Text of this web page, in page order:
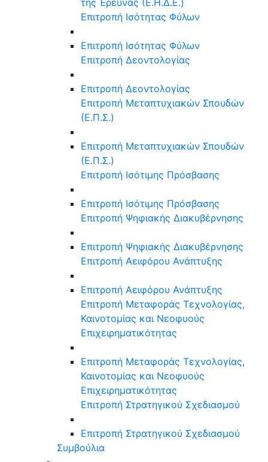
της Έρευνας (Ε.Η.Δ.Ε.)
Επιτροπή Ισότητας Φύλων
Επιτροπή Ισότητας Φύλων
Επιτροπή Δεοντολογίας
Επιτροπή Δεοντολογίας
Επιτροπή Μεταπτυχιακών Σπουδών
(Ε.Π.Σ.)
Επιτροπή Μεταπτυχιακών Σπουδών
(Ε.Π.Σ.)
Επιτροπή Ισότιμης Πρόσβασης
Επιτροπή Ισότιμης Πρόσβασης
Επιτροπή Ψηφιακής Διακυβέρνησης
Επιτροπή Ψηφιακής Διακυβέρνησης
Επιτροπή Αειφόρου Ανάπτυξης
Επιτροπή Αειφόρου Ανάπτυξης
Επιτροπή Μεταφοράς Τεχνολογίας,
Καινοτομίας και Νεοφυούς
Επιχειρηματικότητας
Επιτροπή Μεταφοράς Τεχνολογίας,
Καινοτομίας και Νεοφυούς
Επιχειρηματικότητας
Επιτροπή Στρατηγικού Σχεδιασμού
Επιτροπή Στρατηγικού Σχεδιασμού
Συμβούλια